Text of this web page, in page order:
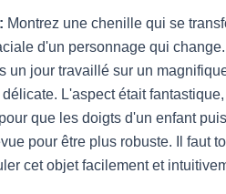
Montrez une chenille qui se
d'un personnage qui
un jour travaillé sur un
L'aspect était
que les doigts d'un enfant
pour être plus robuste. Il faut
cet objet facilement et